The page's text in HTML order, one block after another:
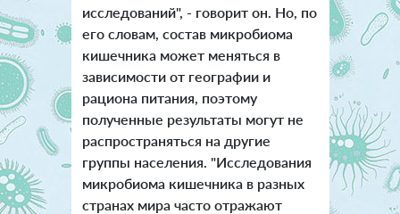
исследований", - говорит он. Но, по
его словам, состав микробиома
кишечника может меняться в
зависимости от географии и
рациона питания, поэтому
полученные результаты могут не
распространяться на другие
группы населения. "Исследования
микробиома кишечника в разных
странах мира часто отражают